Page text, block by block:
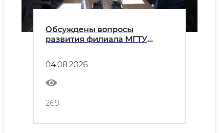
Обсуждены вопросы
развития филиала МГТУ
04.08.2026
269